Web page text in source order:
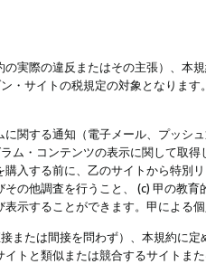
実際の違反またはその主張）、
・サイトの税規定の対象となります。
関する通知（電子メール、プッシ
ム・コンテンツの表示に関して取
入する前に、乙のサイトから特別
の他調査を行うこと、 (c) 甲の教
示することができます。甲による個
または間接を問わず）、本規約に
トと類似または競合するサイトま